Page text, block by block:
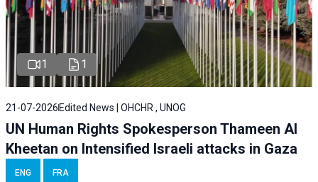
1 1
21-07-2026 Edited News | OHCHR , UNOG
UN Human Rights Spokesperson Thameen Al
Kheetan on Intensified Israeli attacks in Gaza
ENG FRA